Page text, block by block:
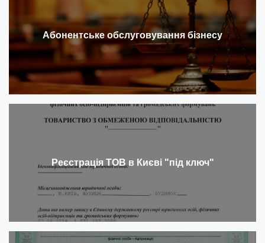
Абонентське обслуговування бізнесу
Реєстрація ТОВ в Києві "під ключ"